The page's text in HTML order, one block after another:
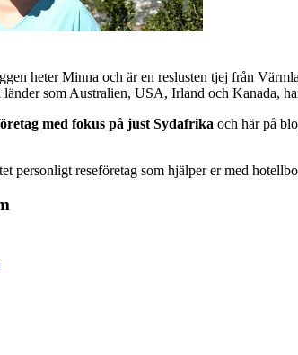
heter Minna och är en reslusten tjej från
som Australien, USA, Irland och Kanada,
med fokus på just Sydafrika och här på
personligt reseföretag som hjälper er med